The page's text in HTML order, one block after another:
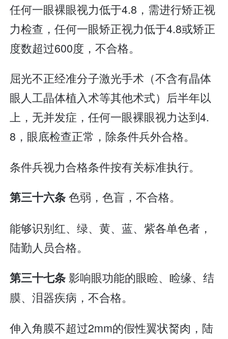
任何一眼裸眼视力低于4.8，需进行矫正视
力检查，任何一眼矫正视力低于4.8或矫正
度数超过600度，不合格。
屈光不正经准分子激光手术（不含有晶体
眼人工晶体植入术等其他术式）后半年以
上，无并发症，任何一眼裸眼视力达到4.
8，眼底检查正常，除条件兵外合格。
条件兵视力合格条件按有关标准执行。
第三十六条色弱，色盲，不合格。
能够识别红、绿、黄、蓝、紫各单色者，
陆勤人员合格。
第三十七条影响眼功能的眼睑、睑缘、结
膜、泪器疾病，不合格。
伸入角膜不超过2mm的假性翼状胬肉，陆